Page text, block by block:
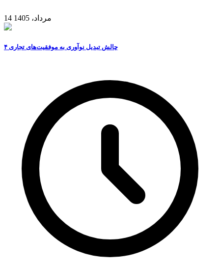
14 مرداد، 1405
۴ چالش تبدیل نوآوری به موفقیت‌های تجاری